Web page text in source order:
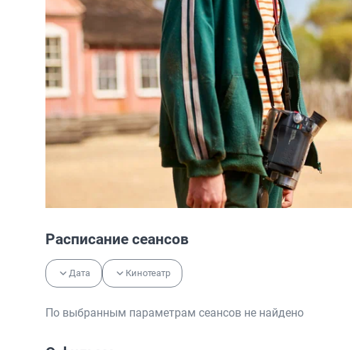
Расписание сеансов
Дата Кинотеатр
По выбранным параметрам сеансов не найдено